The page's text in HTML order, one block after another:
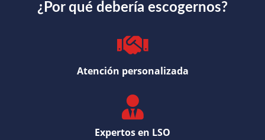
¿Por qué debería escogernos?
Atención personalizada
Expertos en LSO